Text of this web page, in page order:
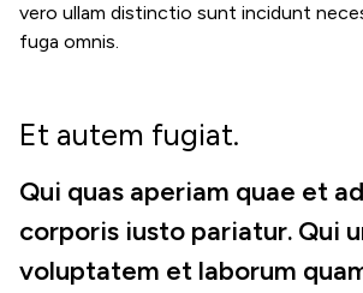
vero ullam distinctio sunt incidunt
fuga omnis.
Et autem fugiat.
Qui quas aperiam quae et
corporis iusto pariatur. Qui
voluptatem et laborum